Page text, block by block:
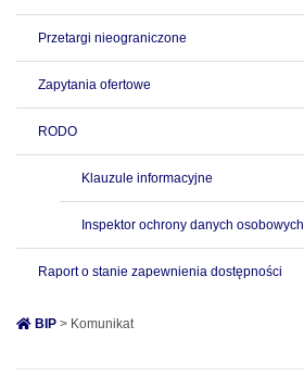
Przetargi nieograniczone
Zapytania ofertowe
RODO
Klauzule informacyjne
Inspektor ochrony danych osobowych
Raport o stanie zapewnienia dostępności
BIP > Komunikat